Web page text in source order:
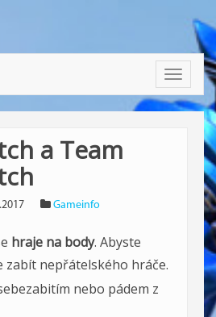
Toggle
a Team
Gameinfo
hraje na body. Abyste
zabít nepřátelského hráče.
nebo pádem z